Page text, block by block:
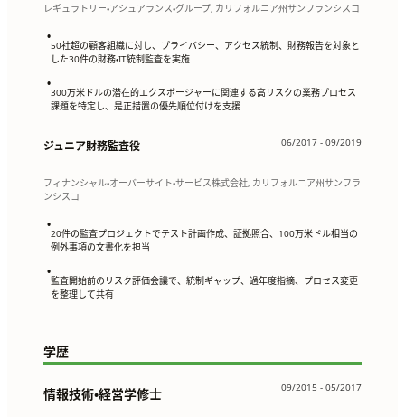
レギュラトリー・アシュアランス・グループ, カリフォルニア州サンフランシスコ
•
50社超の顧客組織に対し、プライバシー、アクセス統制、財務報告を対象と
した30件の財務・IT統制監査を実施
•
300万米ドルの潜在的エクスポージャーに関連する高リスクの業務プロセス
課題を特定し、是正措置の優先順位付けを支援
ジュニア財務監査役 06/2017 - 09/2019
フィナンシャル・オーバーサイト・サービス株式会社, カリフォルニア州サンフラ
ンシスコ
•
20件の監査プロジェクトでテスト計画作成、証拠照合、100万米ドル相当の
例外事項の文書化を担当
•
監査開始前のリスク評価会議で、統制ギャップ、過年度指摘、プロセス変更
を整理して共有
学歴
情報技術・経営学修士 09/2015 - 05/2017